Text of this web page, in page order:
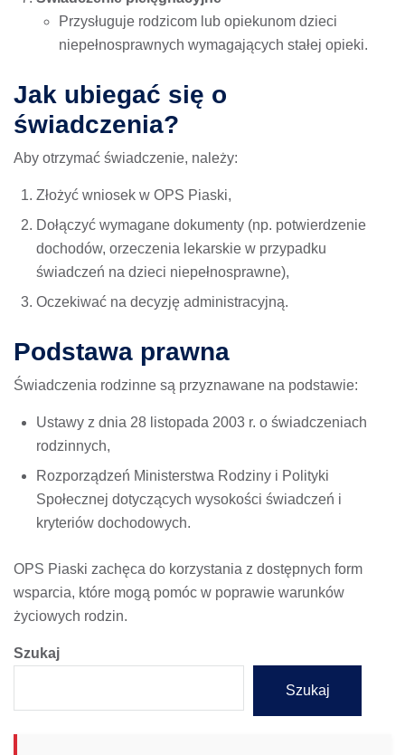
Przysługuje rodzicom lub opiekunom dzieci
niepełnosprawnych wymagających stałej opieki.
Jak ubiegać się o
świadczenia?
Aby otrzymać świadczenie, należy:
Złożyć wniosek w OPS Piaski,
Dołączyć wymagane dokumenty (np. potwierdzenie
dochodów, orzeczenia lekarskie w przypadku
świadczeń na dzieci niepełnosprawne),
Oczekiwać na decyzję administracyjną.
Podstawa prawna
Świadczenia rodzinne są przyznawane na podstawie:
Ustawy z dnia 28 listopada 2003 r. o świadczeniach
rodzinnych,
Rozporządzeń Ministerstwa Rodziny i Polityki
Społecznej dotyczących wysokości świadczeń i
kryteriów dochodowych.
OPS Piaski zachęca do korzystania z dostępnych form
wsparcia, które mogą pomóc w poprawie warunków
życiowych rodzin.
Szukaj
Szukaj